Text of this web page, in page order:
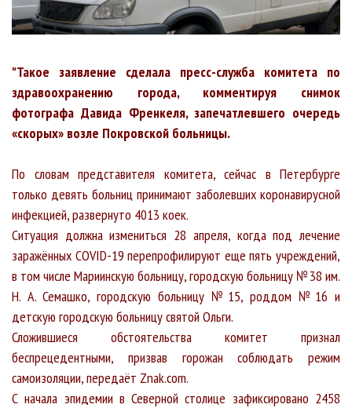
"Такое заявление сделала пресс-служба комитета по
здравоохранению города, комментируя снимок
фотографа Давида Френкеля, запечатлевшего очередь
«скорых» возле Покровской больницы.
По словам представителя комитета, сейчас в Петербурге
только девять больниц принимают заболевших коронавирусной
инфекцией, развернуто 4013 коек.
Ситуация должна измениться 28 апреля, когда под лечение
заражённых COVID-19 перепрофилируют еще пять учреждений,
в том числе Мариинскую больницу, городскую больницу № 38 им.
Н. А. Семашко, городскую больницу № 15, роддом № 16 и
детскую городскую больницу святой Ольги.
Сложившиеся обстоятельства комитет признал
беспрецедентными, призвав горожан соблюдать режим
самоизоляции, передаёт Znak.com.
С начала эпидемии в Северной столице зафиксировано 2458